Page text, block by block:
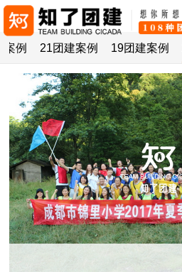
案例 21团建案例 19团建案例